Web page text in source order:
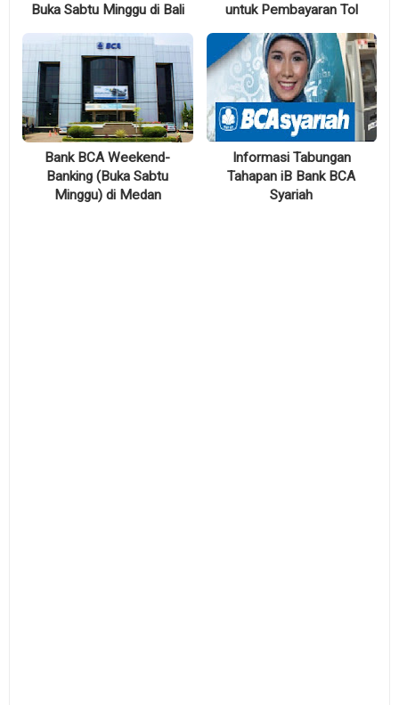
Buka Sabtu Minggu di Bali
untuk Pembayaran Tol
Bank BCA Weekend-
Banking (Buka Sabtu
Minggu) di Medan
Informasi Tabungan
Tahapan iB Bank BCA
Syariah